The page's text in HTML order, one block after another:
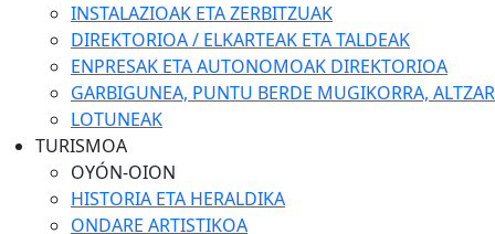
INSTALAZIOAK ETA ZERBITZUAK
DIREKTORIOA / ELKARTEAK ETA TALDEAK
ENPRESAK ETA AUTONOMOAK DIREKTORIOA
GARBIGUNEA, PUNTU BERDE MUGIKORRA,
LOTUNEAK
TURISMOA
OYÓN-OION
HISTORIA ETA HERALDIKA
ONDARE ARTISTIKOA